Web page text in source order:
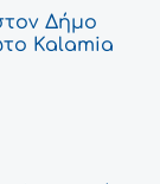
Δήμο
Kalamia